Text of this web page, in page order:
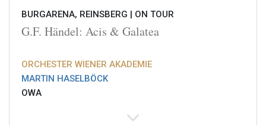
BURGARENA, REINSBERG | ON TOUR
G.F. Händel: Acis & Galatea
ORCHESTER WIENER AKADEMIE
MARTIN HASELBÖCK
OWA